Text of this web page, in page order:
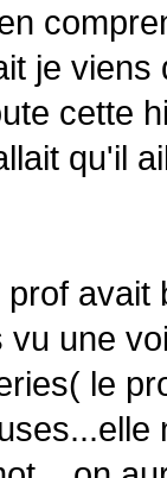
je
cette
qu'il
vu une
le